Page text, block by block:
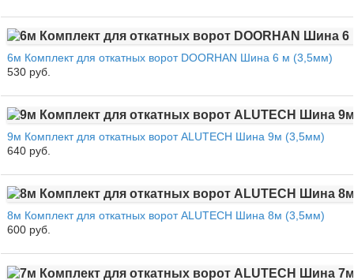
6м Комплект для откатных ворот DOORHAN Шина 6 м (3,5мм)
530 руб.
9м Комплект для откатных ворот ALUTECH Шина 9м (3,5мм)
640 руб.
8м Комплект для откатных ворот ALUTECH Шина 8м (3,5мм)
600 руб.